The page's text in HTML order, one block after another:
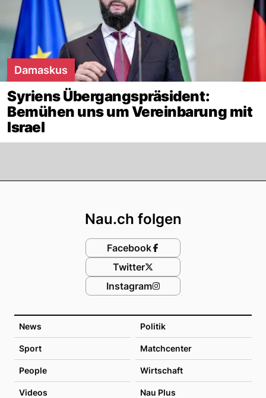
Damaskus
Syriens Übergangspräsident:
Bemühen uns um Vereinbarung mit
Israel
News Politik
Sport Matchcenter
People Wirtschaft
Videos Nau Plus
Nau.ch folgen
Facebook
Twitter
Instagram